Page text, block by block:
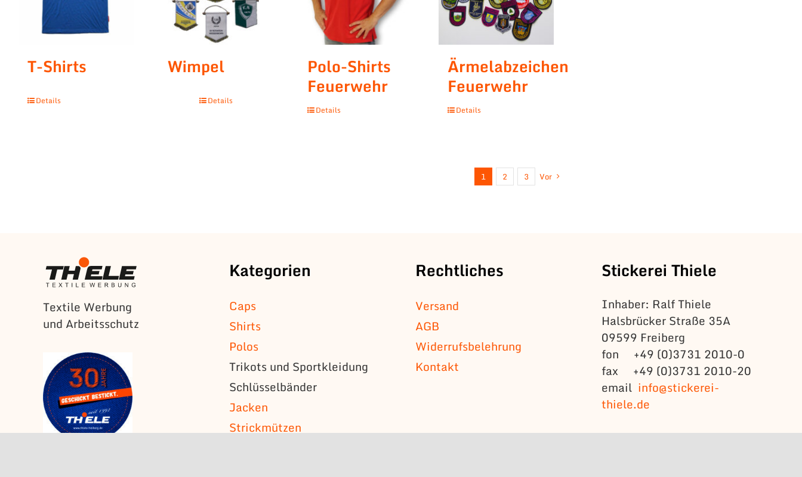
T-Shirts
Details
Wimpel
Details
Polo-Shirts
Feuerwehr
Details
Ärmelabzeichen
Feuerwehr
Details
1 2 3 Vor
Textile Werbung
und Arbeitsschutz
Kategorien
Caps
Shirts
Polos
Trikots und Sportkleidung
Schlüsselbänder
Jacken
Strickmützen
Rechtliches
Versand
AGB
Widerrufsbelehrung
Kontakt
Stickerei Thiele
Inhaber: Ralf Thiele
Halsbrücker Straße 35A
09599 Freiberg
fon +49 (0)3731 2010-0
fax +49 (0)3731 2010-20
email info@stickerei-
thiele.de